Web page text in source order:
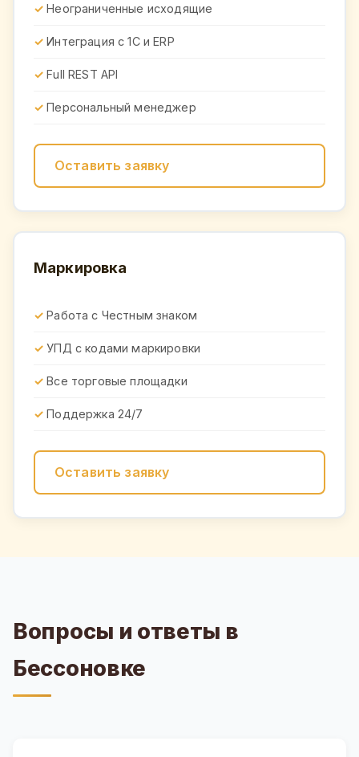
Неограниченные исходящие
Интеграция с 1С и ERP
Full REST API
Персональный менеджер
Оставить заявку
Маркировка
Работа с Честным знаком
УПД с кодами маркировки
Все торговые площадки
Поддержка 24/7
Оставить заявку
Вопросы и ответы в
Бессоновке